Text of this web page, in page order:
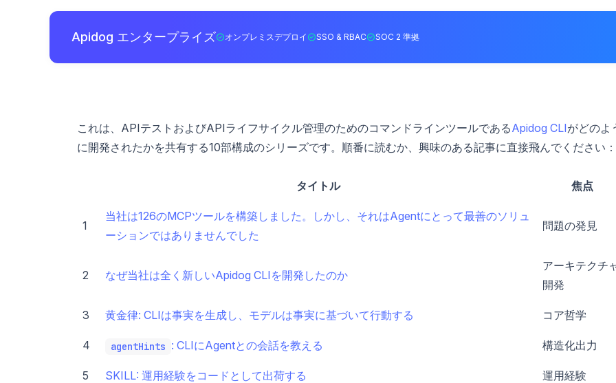
Apidog エンタープライズ オンプレミスデプロイ SSO & RBAC SOC 2 準拠
これは、APIテストおよびAPIライフサイクル管理のためのコマンドラインツールであるApidog CLIがどのよ
に開発されたかを共有する10部構成のシリーズです。順番に読むか、興味のある記事に直接飛んでください：
タイトル 焦点
1
当社は126のMCPツールを構築しました。しかし、それはAgentにとって最善のソリュ
ーションではありませんでした
問題の発見
2 なぜ当社は全く新しいApidog CLIを開発したのか
アーキテクチ
開発
3 黄金律: CLIは事実を生成し、モデルは事実に基づいて行動する コア哲学
4 agentHints : CLIにAgentとの会話を教える 構造化出力
5 SKILL: 運用経験をコードとして出荷する 運用経験